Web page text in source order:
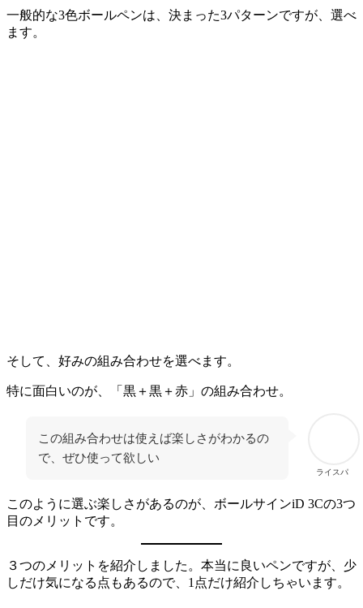
一般的な3色ボールペンは、決まった3パターンですが、選べ
ます。
そして、好みの組み合わせを選べます。
特に面白いのが、「黒＋黒＋赤」の組み合わせ。
ライスパ
この組み合わせは使えば楽しさがわかるの
で、ぜひ使って欲しい
このように選ぶ楽しさがあるのが、ボールサインiD 3Cの3つ
目のメリットです。
３つのメリットを紹介しました。本当に良いペンですが、少
しだけ気になる点もあるので、1点だけ紹介しちゃいます。